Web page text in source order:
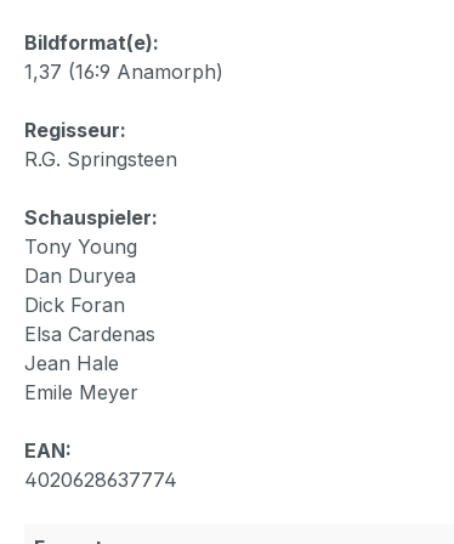
Bildformat(e):
1,37 (16:9 Anamorph)
Regisseur:
R.G. Springsteen
Schauspieler:
Tony Young
Dan Duryea
Dick Foran
Elsa Cardenas
Jean Hale
Emile Meyer
EAN:
4020628637774